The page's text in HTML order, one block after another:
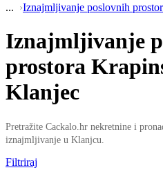
›Iznajmljivanje poslovnih
Iznajmljivanje
prostora
Klanjec
Pretražite Cackalo.hr nekretnine i
iznajmljivanje u Klanjcu.
Filtriraj